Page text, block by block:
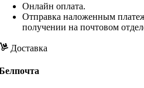
Онлайн оплата.
Отправка наложенным
получении на почтовом
Доставка